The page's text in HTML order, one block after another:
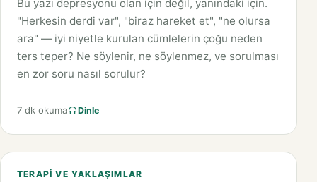
Bu yazı depresyonu olan için değil, yanındaki için.
"Herkesin derdi var", "biraz hareket et", "ne olursa
ara" — iyi niyetle kurulan cümlelerin çoğu neden
ters teper? Ne söylenir, ne söylenmez, ve sorulması
en zor soru nasıl sorulur?
7 dk okuma Dinle
TERAPI VE YAKLAŞIMLAR